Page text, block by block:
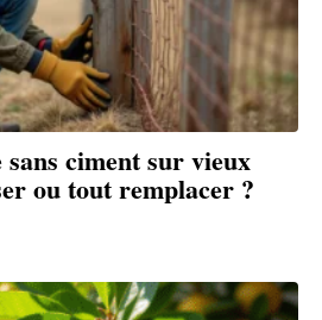
ciment sur vieux
ou tout remplacer ?